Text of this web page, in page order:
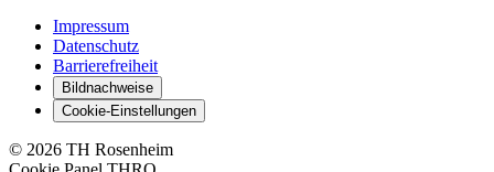
Impressum
Datenschutz
Barrierefreiheit
Bildnachweise
Cookie-Einstellungen
© 2026 TH Rosenheim